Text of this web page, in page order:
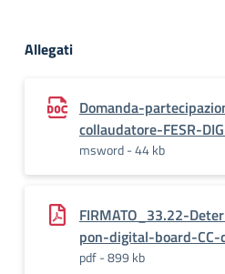
Allegati
Domanda-
collaudatore-FESR-
msword - 44 kb
FIRMATO_33.22-
pon-digital-board-
pdf - 899 kb